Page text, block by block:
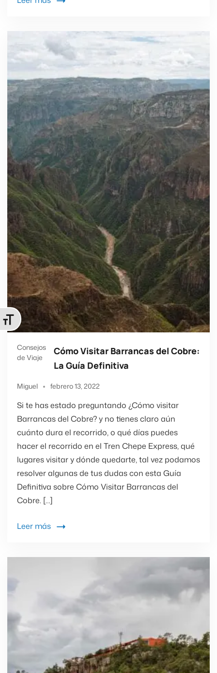
tamaño de letra
Consejos
de Viaje
Cómo Visitar Barrancas del Cobre:
La Guía Definitiva
Miguel febrero 13, 2022
Si te has estado preguntando ¿Cómo visitar
Barrancas del Cobre? y no tienes claro aún
cuánto dura el recorrido, o qué días puedes
hacer el recorrido en el Tren Chepe Express, qué
lugares visitar y dónde quedarte, tal vez podamos
resolver algunas de tus dudas con esta Guía
Definitiva sobre Cómo Visitar Barrancas del
Cobre. […]
Leer más